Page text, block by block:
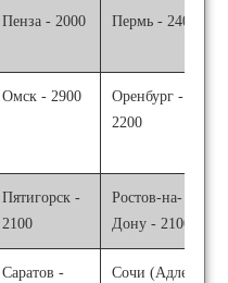
Пенза - 2000 Пермь - 2400
Омск - 2900
Оренбург -
2200
Пятигорск -
2100
Ростов-на-
Дону - 2100
Саратов -
Сочи (Адлер)